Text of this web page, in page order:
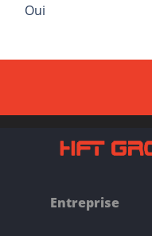
Oui
Entreprise